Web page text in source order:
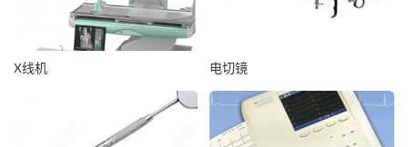
X线机 电切镜